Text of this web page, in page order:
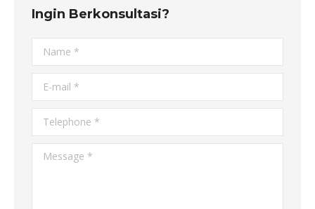
Ingin Berkonsultasi?
Name *
E-mail *
Telephone *
Message *